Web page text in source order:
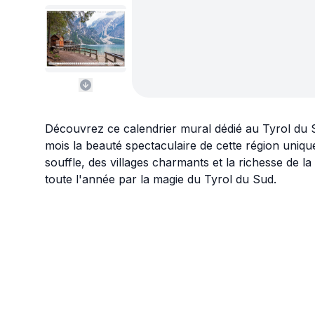
Découvrez ce calendrier mural dédié au Tyrol du
mois la beauté spectaculaire de cette région
souffle, des villages charmants et la richesse de
toute l'année par la magie du Tyrol du Sud.